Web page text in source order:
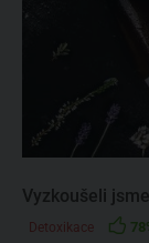
Vyzkoušeli
Detoxikace